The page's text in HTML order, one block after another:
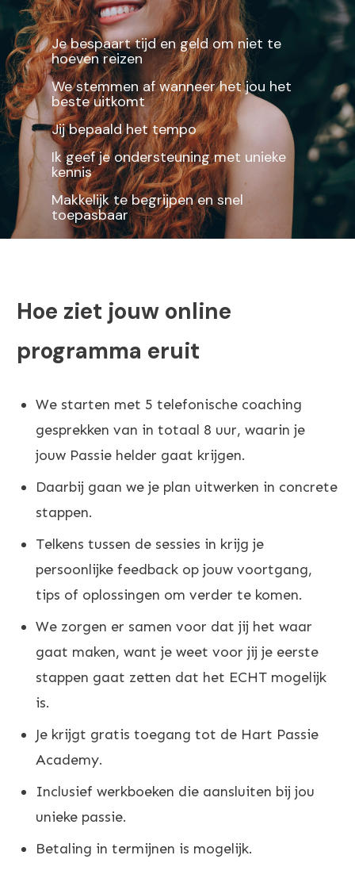
Je bespaart tijd en geld om niet te
hoeven reizen
We stemmen af wanneer het jou het
beste uitkomt
Jij bepaald het tempo
Ik geef je ondersteuning met unieke
kennis
Makkelijk te begrijpen en snel
toepasbaar
Hoe ziet jouw online
programma eruit
We starten met 5 telefonische coaching
gesprekken van in totaal 8 uur, waarin je
jouw Passie helder gaat krijgen.
Daarbij gaan we je plan uitwerken in concrete
stappen.
Telkens tussen de sessies in krijg je
persoonlijke feedback op jouw voortgang,
tips of oplossingen om verder te komen.
We zorgen er samen voor dat jij het waar
gaat maken, want je weet voor jij je eerste
stappen gaat zetten dat het ECHT mogelijk
is.
Je krijgt gratis toegang tot de Hart Passie
Academy.
Inclusief werkboeken die aansluiten bij jou
unieke passie.
Betaling in termijnen is mogelijk.